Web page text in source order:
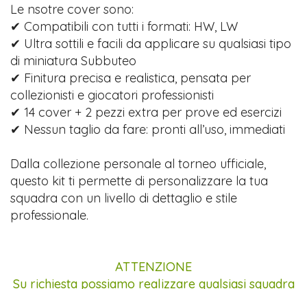
Le nsotre cover sono:
✔ Compatibili con tutti i formati: HW, LW
✔ Ultra sottili e facili da applicare su qualsiasi tipo
di miniatura Subbuteo
✔ Finitura precisa e realistica, pensata per
collezionisti e giocatori professionisti
✔ 14 cover + 2 pezzi extra per prove ed esercizi
✔ Nessun taglio da fare: pronti all’uso, immediati
Dalla collezione personale al torneo ufficiale,
questo kit ti permette di personalizzare la tua
squadra con un livello di dettaglio e stile
professionale.
ATTENZIONE
Su richiesta possiamo realizzare qualsiasi squadra